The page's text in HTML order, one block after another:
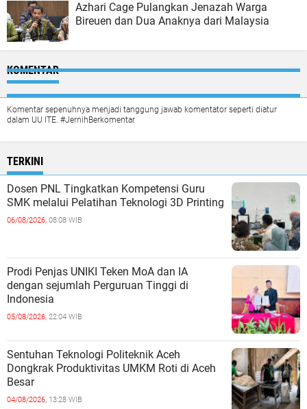
Azhari Cage Pulangkan Jenazah Warga
Bireuen dan Dua Anaknya dari Malaysia
KOMENTAR
Komentar sepenuhnya menjadi tanggung jawab komentator seperti diatur
dalam UU ITE. #JernihBerkomentar
TERKINI
Dosen PNL Tingkatkan Kompetensi Guru
SMK melalui Pelatihan Teknologi 3D Printing
06/08/2026, 08:08 WIB
Prodi Penjas UNIKI Teken MoA dan IA
dengan sejumlah Perguruan Tinggi di
Indonesia
05/08/2026, 22:04 WIB
Sentuhan Teknologi Politeknik Aceh
Dongkrak Produktivitas UMKM Roti di Aceh
Besar
04/08/2026, 13:28 WIB